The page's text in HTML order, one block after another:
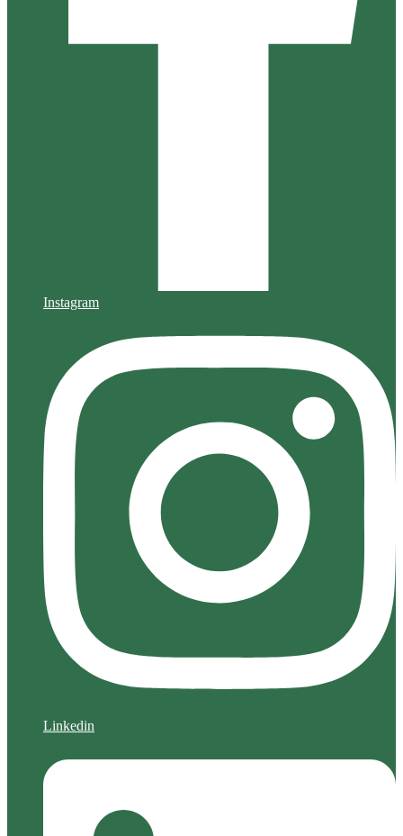
Instagram
Linkedin